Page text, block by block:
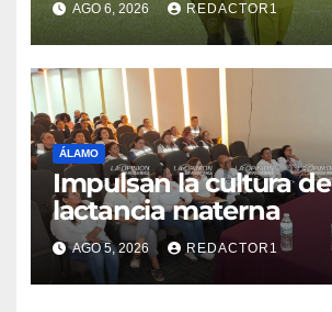
AGO 6, 2026 REDACTOR1
ÁLAMO
Impulsan la cultura de
lactancia materna
AGO 5, 2026 REDACTOR1